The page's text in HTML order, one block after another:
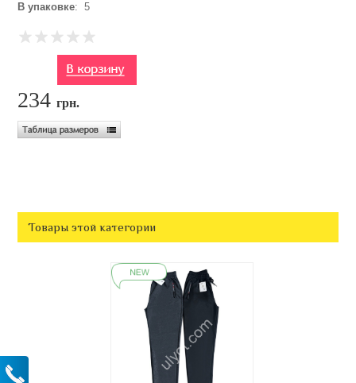
В упаковке: 5
234грн.
Товары этой категории